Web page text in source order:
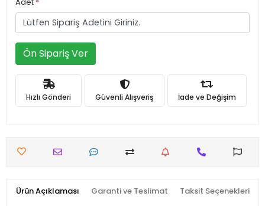
Ön Sipariş Ver
Hızlı Gönderi Güvenli Alışveriş İade ve Değişim
Ürün Açıklaması Garanti ve Teslimat Taksit Seçenekleri